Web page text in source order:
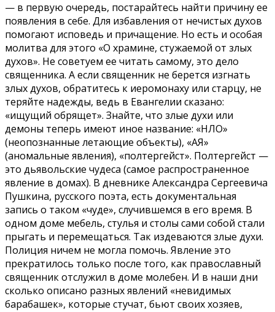
— в первую очередь, постарайтесь найти причину ее
появления в себе. Для избавления от нечистых духов
помогают исповедь и причащение. Но есть и особая
молитва для этого «О храмине, стужаемой от злых
духов». Не советуем ее читать самому, это дело
священника. А если священник не берется изгнать
злых духов, обратитесь к иеромонаху или старцу, не
теряйте надежды, ведь в Евангелии сказано:
«ищущий обрящет». Знайте, что злые духи или
демоны теперь имеют иное название: «НЛО»
(неопознанные летающие объекты), «АЯ»
(аномальные явления), «полтергейст». Полтергейст —
это дьявольские чудеса (самое распространенное
явление в домах). В дневнике Александра Сергеевича
Пушкина, русского поэта, есть документальная
запись о таком «чуде», случившемся в его время. В
одном доме мебель, стулья и столы сами собой стали
прыгать и перемещаться. Так издеваются злые духи.
Полиция ничем не могла помочь. Явление это
прекратилось только после того, как православный
священник отслужил в доме молебен. И в наши дни
сколько описано разных явлений «невидимых
барабашек», которые стучат, бьют своих хозяев,